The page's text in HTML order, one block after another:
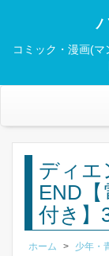
コミック・漫画(
ディエ
END
付き】
ホーム > 少年・